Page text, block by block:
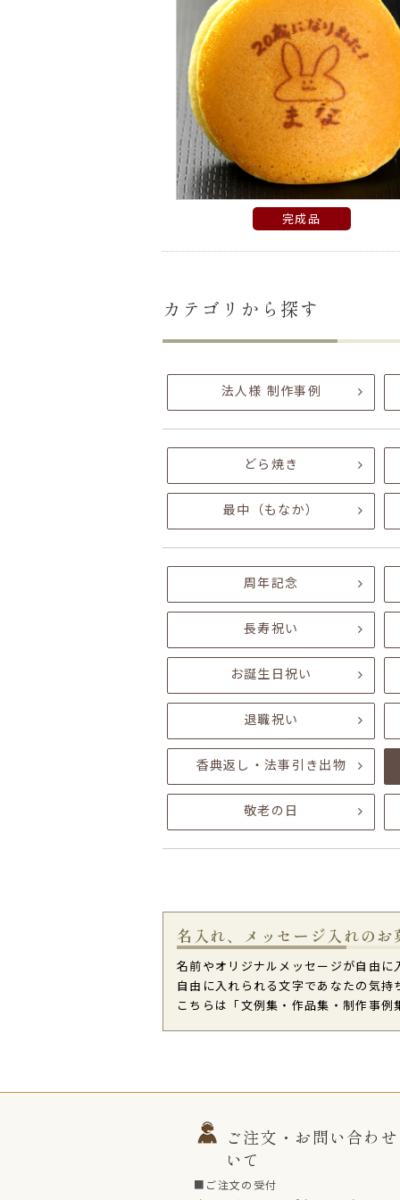
完成品
カテゴリから探す
法人様 制作事例
どら焼き
最中（もなか）
周年記念
長寿祝い
お誕生日祝い
退職祝い
香典返し・法事引き出物
敬老の日
名入れ、メッセージ入れの
名前やオリジナルメッセージが自由
自由に入れられる文字であなたの気
こちらは「文例集・作品集・制作事
ご注文・お問い合わ
いて
■ご注文の受付